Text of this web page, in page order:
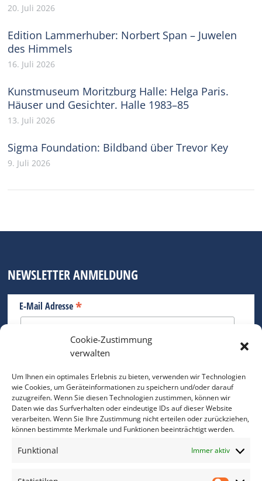
Cookie-Zustimmung
verwalten
Um Ihnen ein optimales Erlebnis zu bieten, verwenden wir Technologien
wie Cookies, um Geräteinformationen zu speichern und/oder darauf
zuzugreifen. Wenn Sie diesen Technologien zustimmen, können wir
Daten wie das Surfverhalten oder eindeutige IDs auf dieser Website
verarbeiten. Wenn Sie Ihre Zustimmung nicht erteilen oder zurückziehen,
können bestimmte Merkmale und Funktionen beeinträchtigt werden.
Funktional Immer aktiv
20. Juli 2026
Edition Lammerhuber: Norbert Span – Juwelen
des Himmels
16. Juli 2026
Kunstmuseum Moritzburg Halle: Helga Paris.
Häuser und Gesichter. Halle 1983–85
13. Juli 2026
Sigma Foundation: Bildband über Trevor Key
9. Juli 2026
NEWSLETTER ANMELDUNG
E-Mail Adresse*
Bitte geben Sie Ihre E-Mail Adresse ein.
*